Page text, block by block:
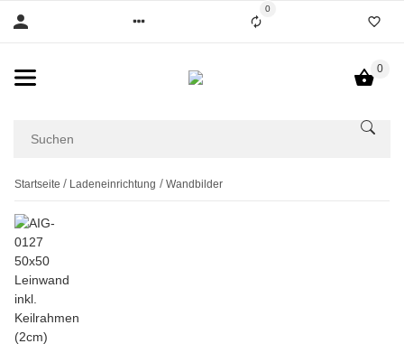
0
0
Startseite Ladeneinrichtung Wandbilder